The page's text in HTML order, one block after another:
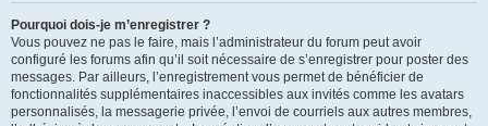
Pourquoi dois-je m’enregistrer ?
Vous pouvez ne pas le faire, mais l’administrateur du forum peut avoir
configuré les forums afin qu’il soit nécessaire de s’enregistrer pour poster des
messages. Par ailleurs, l’enregistrement vous permet de bénéficier de
fonctionnalités supplémentaires inaccessibles aux invités comme les avatars
personnalisés, la messagerie privée, l’envoi de courriels aux autres membres,